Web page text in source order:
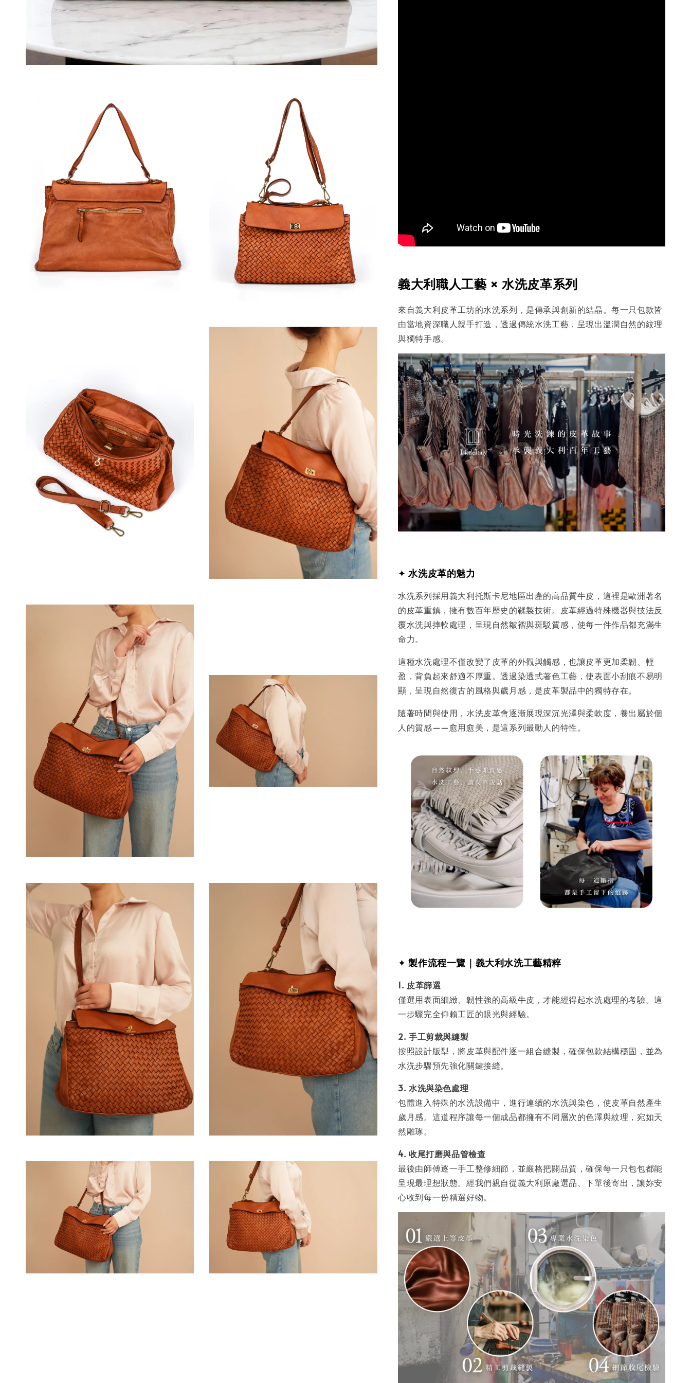
義大利職人工藝 × 水洗皮革系列
來自義大利皮革工坊的水洗系列，是傳承與創新的結晶。每一只包款皆
由當地資深職人親手打造，透過傳統水洗工藝，呈現出溫潤自然的紋理
與獨特手感。
✦ 水洗皮革的魅力
水洗系列採用義大利托斯卡尼地區出產的高品質牛皮，這裡是歐洲著名
的皮革重鎮，擁有數百年歷史的鞣製技術。皮革經過特殊機器與技法反
覆水洗與摔軟處理，呈現自然皺褶與斑駁質感，使每一件作品都充滿生
命力。
這種水洗處理不僅改變了皮革的外觀與觸感，也讓皮革更加柔韌、輕
盈，背負起來舒適不厚重。透過染透式著色工藝，使表面小刮痕不易明
顯，呈現自然復古的風格與歲月感，是皮革製品中的獨特存在。
隨著時間與使用，水洗皮革會逐漸展現深沉光澤與柔軟度，養出屬於個
人的質感——愈用愈美，是這系列最動人的特性。
✦ 製作流程一覽｜義大利水洗工藝精粹
1. 皮革篩選
僅選用表面細緻、韌性強的高級牛皮，才能經得起水洗處理的考驗。這
一步驟完全仰賴工匠的眼光與經驗。
2. 手工剪裁與縫製
按照設計版型，將皮革與配件逐一組合縫製，確保包款結構穩固，並為
水洗步驟預先強化關鍵接縫。
3. 水洗與染色處理
包體進入特殊的水洗設備中，進行連續的水洗與染色，使皮革自然產生
歲月感。這道程序讓每一個成品都擁有不同層次的色澤與紋理，宛如天
然雕琢。
4. 收尾打磨與品管檢查
最後由師傅逐一手工整修細節，並嚴格把關品質，確保每一只包包都能
呈現最理想狀態。經我們親自從義大利原廠選品、下單後寄出，讓妳安
心收到每一份精選好物。